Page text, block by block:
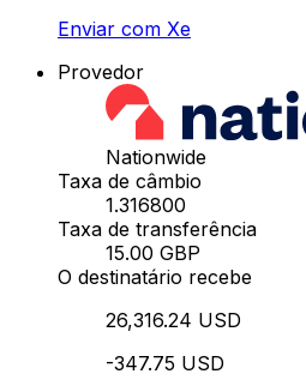
Enviar com Xe
Provedor
Nationwide
Taxa de câmbio
1.316800
Taxa de transferência
15.00 GBP
O destinatário recebe
26,316.24 USD
-347.75 USD